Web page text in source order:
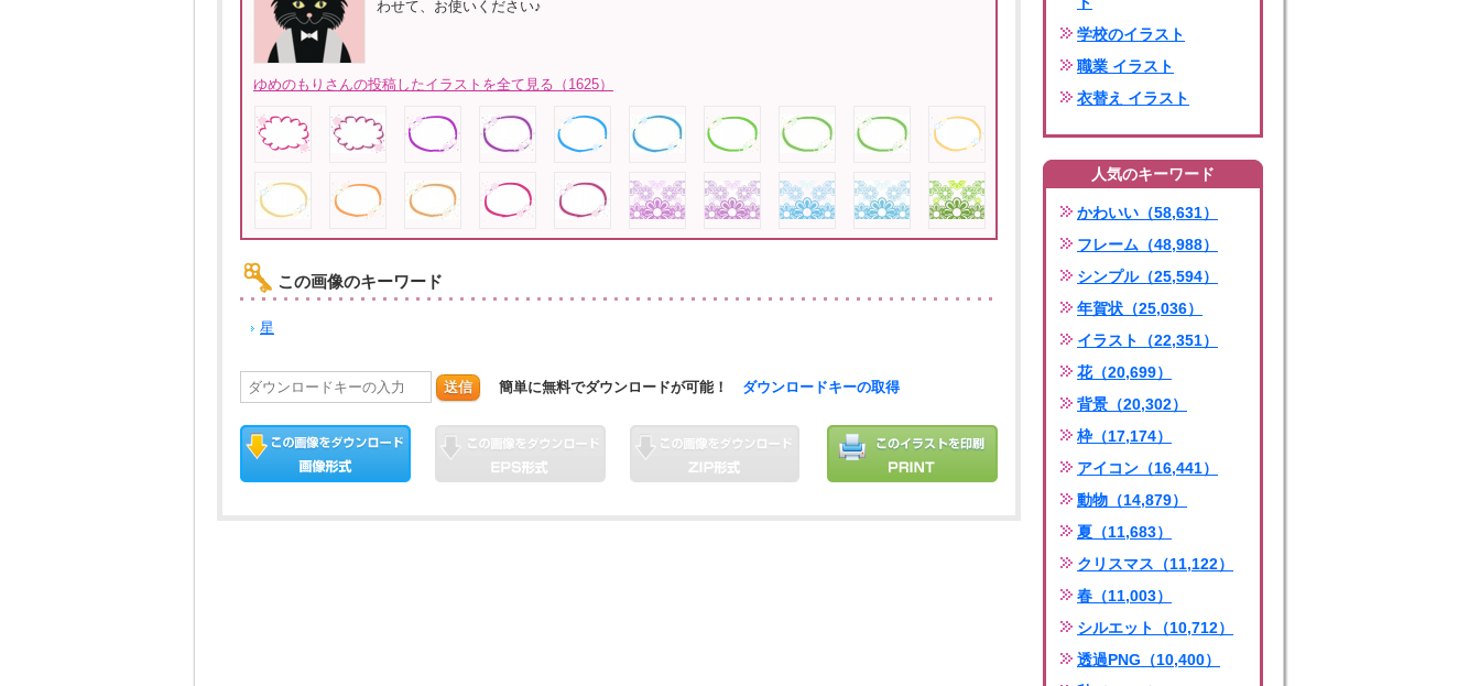
わせて、お使いください♪
ゆめのもりさんの投稿したイラストを全て見る（1625）
この画像のキーワード
星
送信 簡単に無料でダウンロードが可能！ ダウンロードキーの取得
学校のイラスト
職業 イラスト
衣替え イラスト
人気のキーワード
かわいい（58,631）
フレーム（48,988）
シンプル（25,594）
年賀状（25,036）
イラスト（22,351）
花（20,699）
背景（20,302）
枠（17,174）
アイコン（16,441）
動物（14,879）
夏（11,683）
クリスマス（11,122）
春（11,003）
シルエット（10,712）
透過PNG（10,400）